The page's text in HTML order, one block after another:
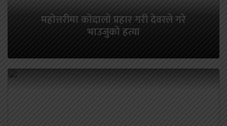
‍महोत्तरीमा कोदालाे प्रहार गरी देवरले गरे
भाउजुको हत्या